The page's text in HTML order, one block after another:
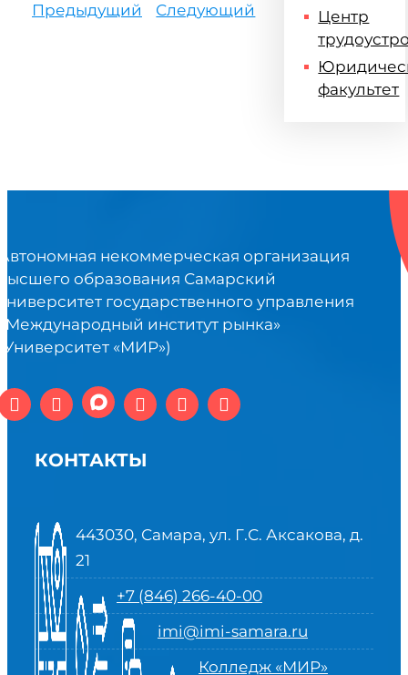
Предыдущий Следующий
Центр
факультет
некоммерческая организация
образования Самарский
государственного управления
институт рынка»
«МИР»)
КОНТАКТЫ
443030, Самара, ул. Г.С. Аксакова, д.
21
+7 (846) 266-40-00
imi@imi-samara.ru
Колледж «МИР»